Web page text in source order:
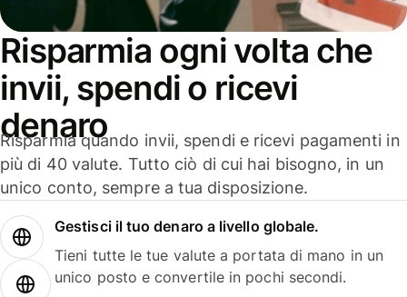
Risparmia ogni volta che
invii, spendi o ricevi
denaro
Risparmia quando invii, spendi e ricevi pagamenti in
più di 40 valute. Tutto ciò di cui hai bisogno, in un
unico conto, sempre a tua disposizione.
Gestisci il tuo denaro a livello globale.
Tieni tutte le tue valute a portata di mano in un
unico posto e convertile in pochi secondi.